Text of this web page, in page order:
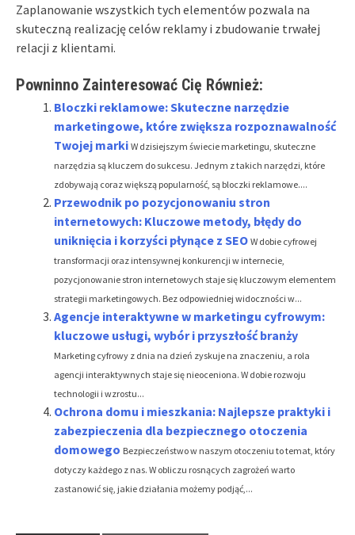
Zaplanowanie wszystkich tych elementów pozwala na
skuteczną realizację celów reklamy i zbudowanie trwałej
relacji z klientami.
Powninno Zainteresować Cię Również:
Bloczki reklamowe: Skuteczne narzędzie
marketingowe, które zwiększa rozpoznawalność
Twojej marki W dzisiejszym świecie marketingu, skuteczne
narzędzia są kluczem do sukcesu. Jednym z takich narzędzi, które
zdobywają coraz większą popularność, są bloczki reklamowe....
Przewodnik po pozycjonowaniu stron
internetowych: Kluczowe metody, błędy do
uniknięcia i korzyści płynące z SEO W dobie cyfrowej
transformacji oraz intensywnej konkurencji w internecie,
pozycjonowanie stron internetowych staje się kluczowym elementem
strategii marketingowych. Bez odpowiedniej widoczności w...
Agencje interaktywne w marketingu cyfrowym:
kluczowe usługi, wybór i przyszłość branży
Marketing cyfrowy z dnia na dzień zyskuje na znaczeniu, a rola
agencji interaktywnych staje się nieoceniona. W dobie rozwoju
technologii i wzrostu...
Ochrona domu i mieszkania: Najlepsze praktyki i
zabezpieczenia dla bezpiecznego otoczenia
domowego Bezpieczeństwo w naszym otoczeniu to temat, który
dotyczy każdego z nas. W obliczu rosnących zagrożeń warto
zastanowić się, jakie działania możemy podjąć,...